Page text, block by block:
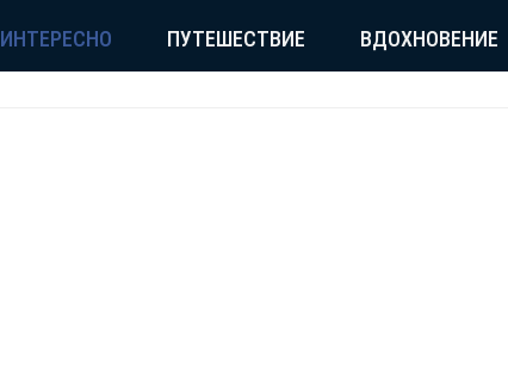
ИНТЕРЕСНО ПУТЕШЕСТВИЕ ВДОХНОВЕНИЕ